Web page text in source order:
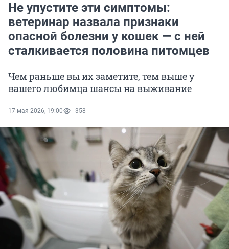
Не упустите эти симптомы:
ветеринар назвала признаки
опасной болезни у кошек — с ней
сталкивается половина питомцев
Чем раньше вы их заметите, тем выше у
вашего любимца шансы на выживание
17 мая 2026, 19:00 358